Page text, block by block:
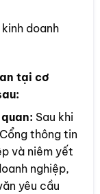
doanh
tại cơ
Sau khi
thông tin
và niêm yết
nghiệp,
yêu cầu